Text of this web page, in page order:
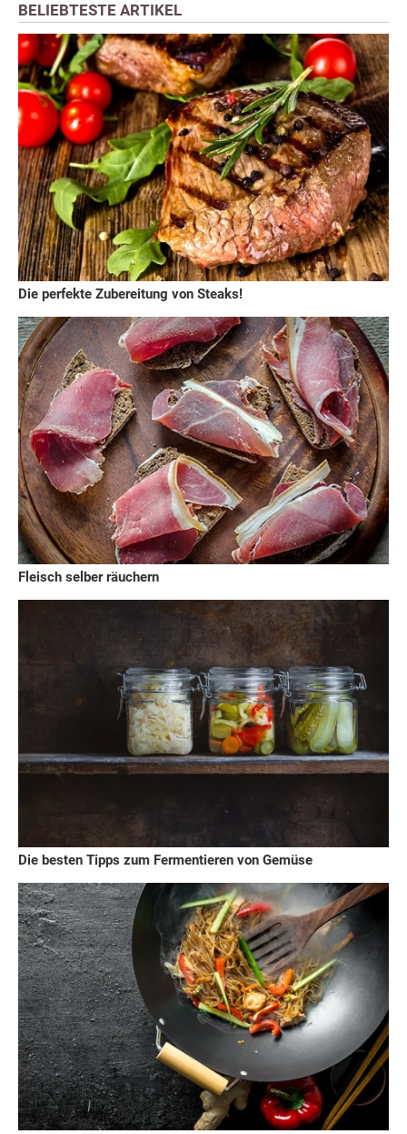
BELIEBTESTE ARTIKEL
Die perfekte Zubereitung von Steaks!
Fleisch selber räuchern
Die besten Tipps zum Fermentieren von Gemüse